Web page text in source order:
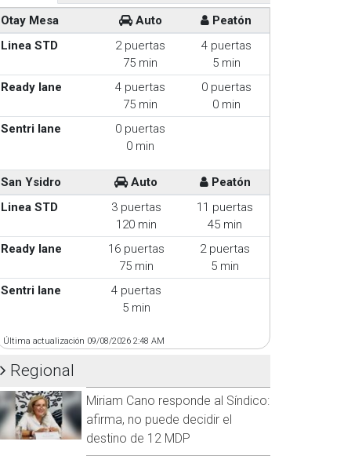
Otay Mesa Auto
Peatón
Linea STD
2 puertas
75 min
4 puertas
5 min
Ready lane
4 puertas
75 min
0 puertas
0 min
Sentri lane
0 puertas
0 min
San Ysidro Auto
Peatón
Linea STD
3 puertas
120 min
11 puertas
45 min
Ready lane
16 puertas
75 min
2 puertas
5 min
Sentri lane
4 puertas
5 min
Última actualización 09/08/2026 2:48 AM
Regional
Miriam Cano responde al Síndico:
afirma, no puede decidir el
destino de 12 MDP